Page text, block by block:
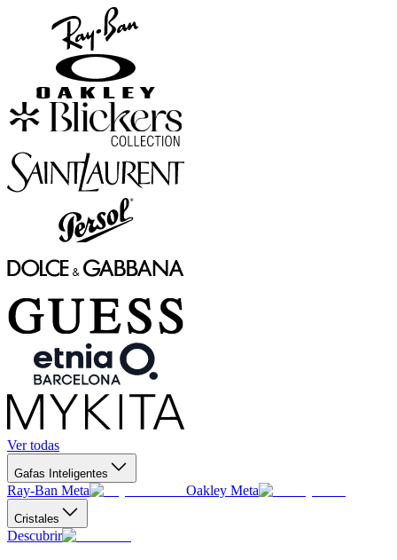
Ver todas
Gafas Inteligentes
Ray-Ban Meta Oakley Meta
Cristales
Descubrir